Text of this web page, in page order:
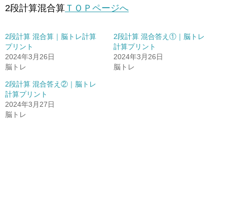
2段計算混合算 ＴＯＰページへ
2段計算 混合算｜脳トレ計算
プリント
2024年3月26日
脳トレ
2段計算 混合答え①｜脳トレ
計算プリント
2024年3月26日
脳トレ
2段計算 混合答え②｜脳トレ
計算プリント
2024年3月27日
脳トレ